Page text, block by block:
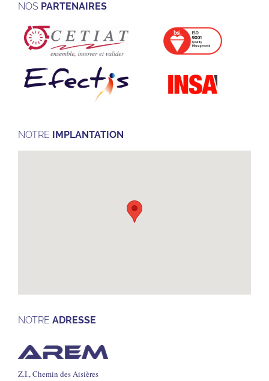
NOS PARTENAIRES
NOTRE IMPLANTATION
NOTRE ADRESSE
Z.I., Chemin des Aisières